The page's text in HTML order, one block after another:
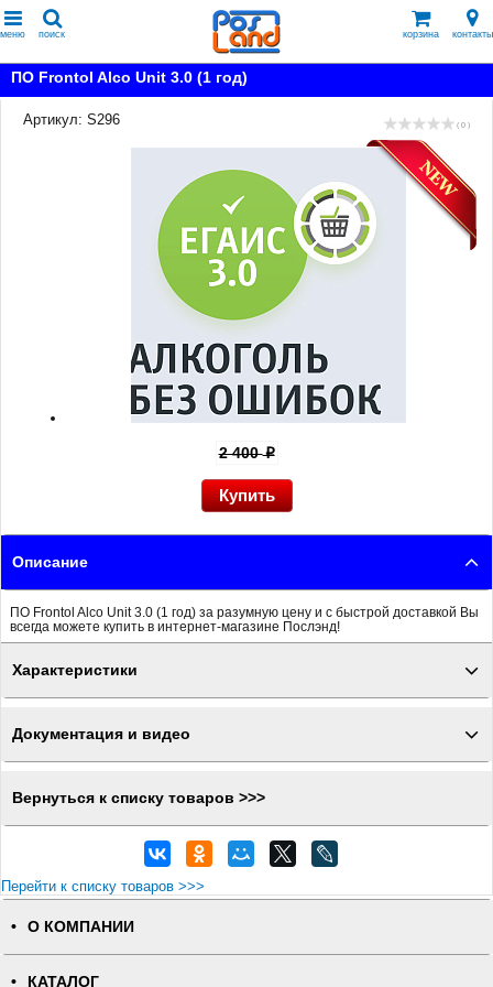
меню поиск корзина контакты
ПО Frontol Alco Unit 3.0 (1 год)
Артикул: S296 ( 0 )
2 400p
Описание
ПО Frontol Alco Unit 3.0 (1 год) за разумную цену и с быстрой доставкой Вы
всегда можете купить в интернет-магазине Послэнд!
Характеристики
Документация и видео
Вернуться к списку товаров >>>
Перейти к списку товаров >>>
О КОМПАНИИ
КАТАЛОГ